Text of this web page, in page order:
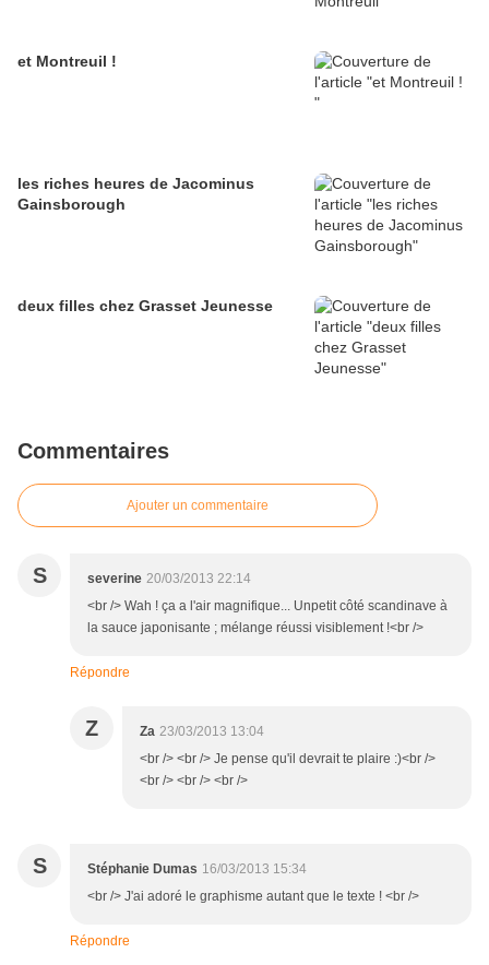
et Montreuil !
les riches heures de Jacominus
Gainsborough
deux filles chez Grasset Jeunesse
Commentaires
Ajouter un commentaire
S severine 20/03/2013 22:14
<br /> Wah ! ça a l'air magnifique... Unpetit côté scandinave à
la sauce japonisante ; mélange réussi visiblement !<br />
Répondre
Z Za 23/03/2013 13:04
<br /> <br /> Je pense qu'il devrait te plaire :)<br />
<br /> <br /> <br />
S Stéphanie Dumas 16/03/2013 15:34
<br /> J'ai adoré le graphisme autant que le texte ! <br />
Répondre